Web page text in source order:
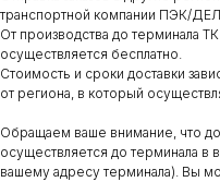
транспортной компании ПЭК/
От производства до терминала
осуществляется бесплатно.
Стоимость и сроки доставки
от региона, в который
Обращаем ваше внимание, что
осуществляется до терминала в
вашему адресу терминала). Вы